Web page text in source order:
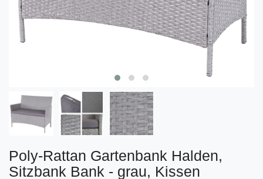
Poly-Rattan Gartenbank Halden,
Sitzbank Bank - grau, Kissen